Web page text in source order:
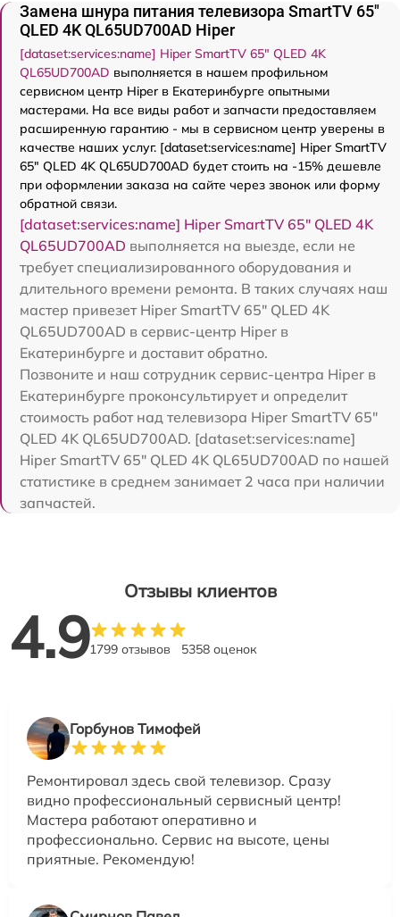
Замена шнура питания телевизора SmartTV 65"
QLED 4K QL65UD700AD Hiper
[dataset:services:name] Hiper SmartTV 65" QLED 4K
QL65UD700AD выполняется в нашем профильном
сервисном центр Hiper в Екатеринбурге опытными
мастерами. На все виды работ и запчасти предоставляем
расширенную гарантию - мы в сервисном центр уверены в
качестве наших услуг. [dataset:services:name] Hiper SmartTV
65" QLED 4K QL65UD700AD будет стоить на -15% дешевле
при оформлении заказа на сайте через звонок или форму
обратной связи.
[dataset:services:name] Hiper SmartTV 65" QLED 4K
QL65UD700AD выполняется на выезде, если не
требует специализированного оборудования и
длительного времени ремонта. В таких случаях наш
мастер привезет Hiper SmartTV 65" QLED 4K
QL65UD700AD в сервис-центр Hiper в
Екатеринбурге и доставит обратно.
Позвоните и наш сотрудник сервис-центра Hiper в
Екатеринбурге проконсультирует и определит
стоимость работ над телевизора Hiper SmartTV 65"
QLED 4K QL65UD700AD. [dataset:services:name]
Hiper SmartTV 65" QLED 4K QL65UD700AD по нашей
статистике в среднем занимает 2 часа при наличии
запчастей.
Отзывы клиентов
4.91799 отзывов 5358 оценок
Горбунов Тимофей
Ремонтировал здесь свой телевизор. Сразу
видно профессиональный сервисный центр!
Мастера работают оперативно и
профессионально. Сервис на высоте, цены
приятные. Рекомендую!